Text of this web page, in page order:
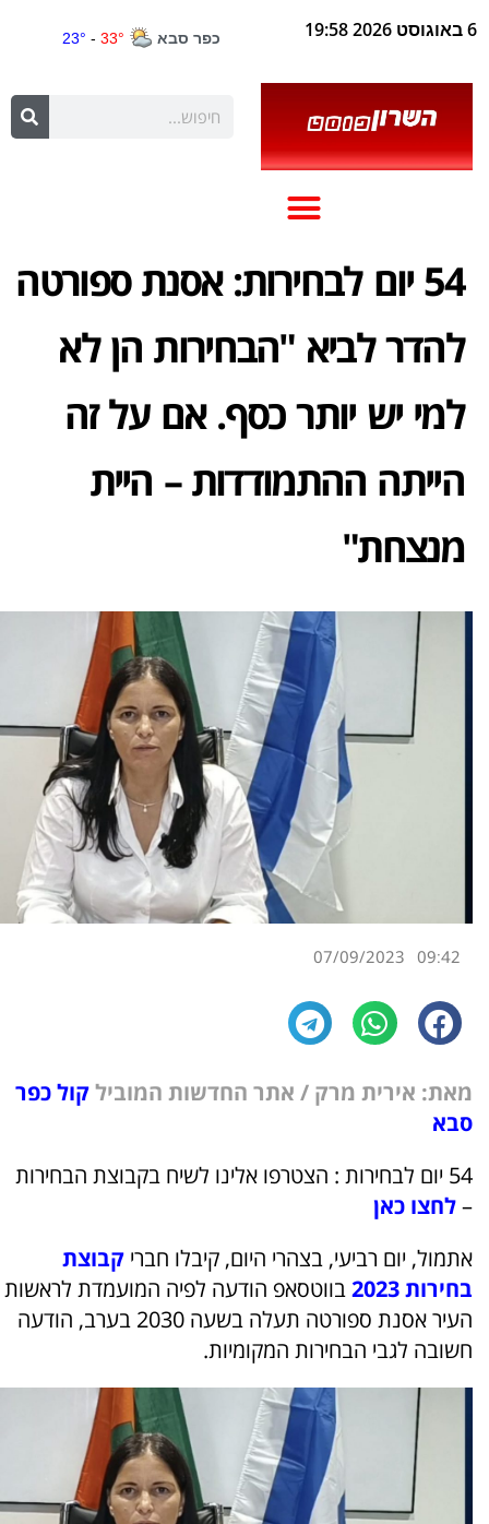
6 באוגוסט 2026 19:58
54 יום לבחירות: אסנת ספורטה
להדר לביא "הבחירות הן לא
למי יש יותר כסף. אם על זה
הייתה ההתמודדות – היית
מנצחת"
09:42
07/09/2023
מאת: אירית מרק / אתר החדשות המובילקול כפר
סבא
54 יום לבחירות : הצטרפו אלינו לשיח בקבוצת הבחירות
–לחצו כאן
אתמול, יום רביעי, בצהרי היום, קיבלו חברי קבוצת
בחירות 2023
בווטסאפ הודעה לפיה המועמדת לראשות
העיר אסנת ספורטה תעלה בשעה 2030 בערב, הודעה
חשובה לגבי הבחירות המקומיות.